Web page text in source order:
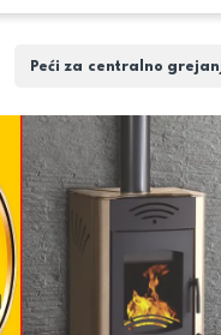
Peći za centralno